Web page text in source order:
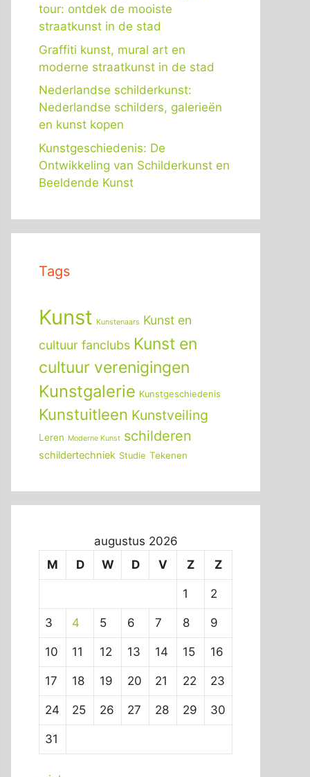
tour: ontdek de mooiste
straatkunst in de stad
Graffiti kunst, mural art en
moderne straatkunst in de stad
Nederlandse schilderkunst:
Nederlandse schilders, galerieën
en kunst kopen
Kunstgeschiedenis: De
Ontwikkeling van Schilderkunst en
Beeldende Kunst
Tags
Kunst Kunstenaars Kunst en
cultuur fanclubs Kunst en
cultuur verenigingen
Kunstgalerie Kunstgeschiedenis
Kunstuitleen Kunstveiling
Leren Moderne Kunst schilderen
schildertechniek Studie Tekenen
augustus 2026
M
D W D V Z Z
1 2
3 4 5 6 7 8 9
10 11 12 13 14 15 16
17 18 19 20 21 22 23
24 25 26 27 28 29 30
31